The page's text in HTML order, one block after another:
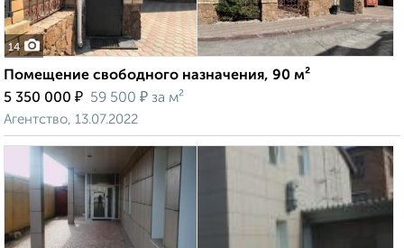
14
Помещение свободного назначения, 90 м²
5 350 000 ₽ 59 500 ₽ за м²
Агентство, 13.07.2022